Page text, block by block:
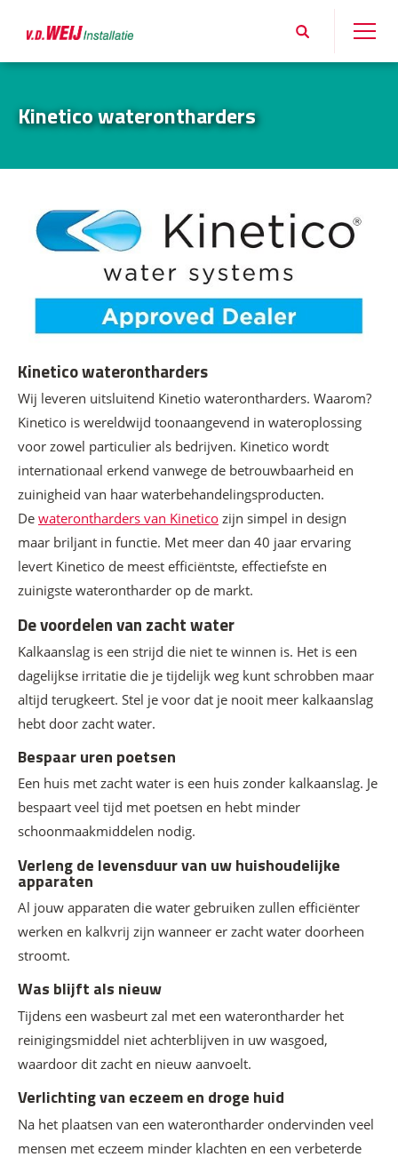
Kinetico waterontharders
Kinetico waterontharders
Wij leveren uitsluitend Kinetio waterontharders. Waarom?
Kinetico is wereldwijd toonaangevend in wateroplossing
voor zowel particulier als bedrijven. Kinetico wordt
internationaal erkend vanwege de betrouwbaarheid en
zuinigheid van haar waterbehandelingsproducten.
De waterontharders van Kinetico zijn simpel in design
maar briljant in functie. Met meer dan 40 jaar ervaring
levert Kinetico de meest efficiëntste, effectiefste en
zuinigste waterontharder op de markt.
De voordelen van zacht water
Kalkaanslag is een strijd die niet te winnen is. Het is een
dagelijkse irritatie die je tijdelijk weg kunt schrobben maar
altijd terugkeert. Stel je voor dat je nooit meer kalkaanslag
hebt door zacht water.
Bespaar uren poetsen
Een huis met zacht water is een huis zonder kalkaanslag. Je
bespaart veel tijd met poetsen en hebt minder
schoonmaakmiddelen nodig.
Verleng de levensduur van uw huishoudelijke
apparaten
Al jouw apparaten die water gebruiken zullen efficiënter
werken en kalkvrij zijn wanneer er zacht water doorheen
stroomt.
Was blijft als nieuw
Tijdens een wasbeurt zal met een waterontharder het
reinigingsmiddel niet achterblijven in uw wasgoed,
waardoor dit zacht en nieuw aanvoelt.
Verlichting van eczeem en droge huid
Na het plaatsen van een waterontharder ondervinden veel
mensen met eczeem minder klachten en een verbeterde